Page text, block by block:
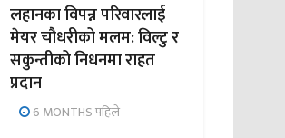
लहानका विपन्न परिवारलाई
मेयर चौधरीको मलम: विल्टु र
सकुन्तीको निधनमा राहत
प्रदान
6 MONTHS पहिले